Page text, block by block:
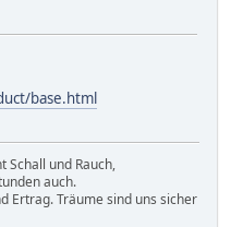
base.html
Schall und Rauch,
auch.
Ertrag. Träume sind uns sicher